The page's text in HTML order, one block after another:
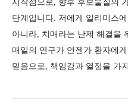
단계입니다. 저에게 일리미스
아니라, 치매라는 난제 해결을
매일의 연구가 언젠가 환자에
믿음으로, 책임감과 열정을 가